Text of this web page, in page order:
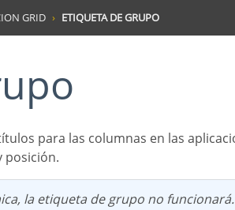
GRID ETIQUETA DE GRUPO
posición.
la etiqueta de grupo no funcionará.